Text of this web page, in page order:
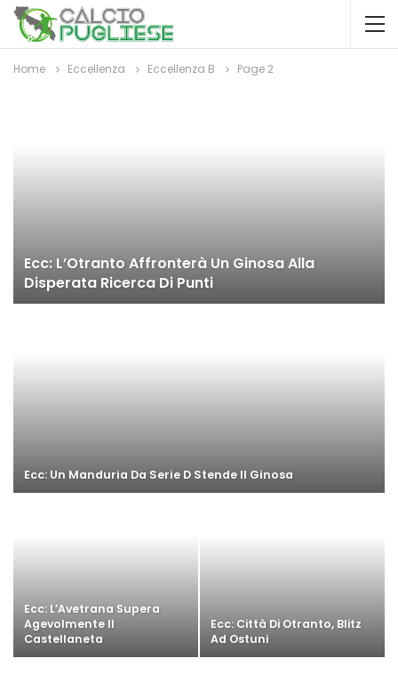
Home Eccellenza Eccellenza B Page 2
Ecc: L’Otranto Affronterà Un Ginosa Alla
Disperata Ricerca Di Punti
Ecc: Un Manduria Da Serie D Stende Il Ginosa
Ecc: L’Avetrana Supera
Agevolmente Il
Castellaneta
Ecc: Città Di Otranto, Blitz
Ad Ostuni